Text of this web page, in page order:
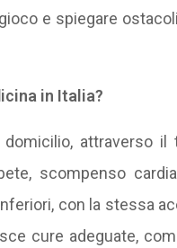
e spiegare
in Italia?
attraverso il
scompenso
con la stessa
cure adeguate,